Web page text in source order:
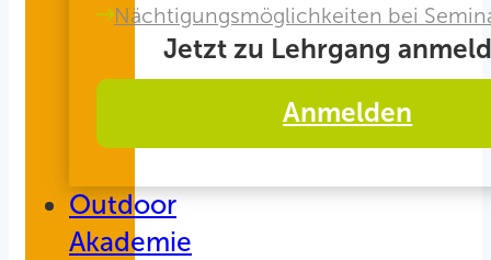
Nächtigungsmöglichkeiten bei
Jetzt zu Lehrgang
Anmelden
Outdoor
Akademie